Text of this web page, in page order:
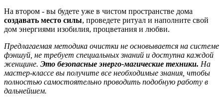
На втором - вы будете уже в чистом пространстве дома
создавать место силы, проведете ритуал и наполните свой
дом энергиями изобилия, процветания и любви.
Предлагаемая методика очистки не основывается на системе
фэншуй, не требует специальных знаний и доступна каждой
женщине. Это безопасные энерго-магические техники. На
мастер-классе вы получите все необходимые знания, чтобы
полностью самостоятельно проводить подобную работу в
дальнейшем.